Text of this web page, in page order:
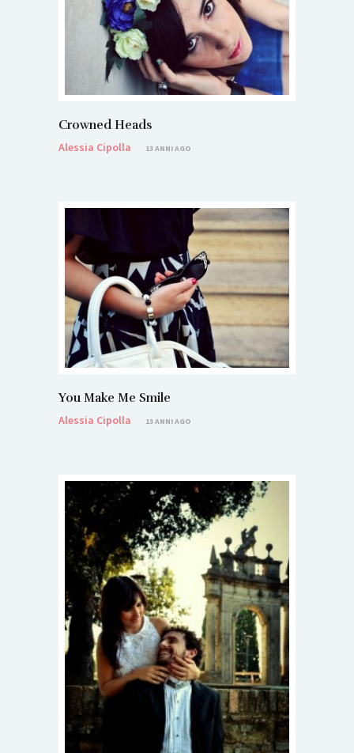
Crowned Heads
Alessia Cipolla
13 ANNI AGO
You Make Me Smile
Alessia Cipolla
13 ANNI AGO